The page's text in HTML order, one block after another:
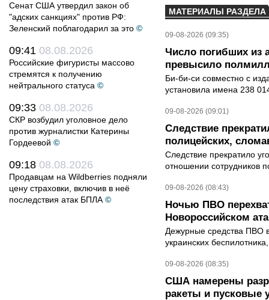
Сенат США утвердил закон об
"адских санкциях" против РФ:
Зеленский поблагодарил за это ©
09:41 08.08.2026
Российские фигуристы массово
стремятся к получению
нейтрального статуса ©
09:33 08.08.2026
СКР возбудил уголовное дело
против журналистки Катерины
Гордеевой ©
09:18 08.08.2026
Продавцам на Wildberries подняли
цену страховки, включив в неё
последствия атак БПЛА ©
МАТЕРИАЛЫ РАЗДЕЛА
09-08-2026 (09:35)
Число погибших из
превысило
Би-би-си совместно с
установила имена 238
09-08-2026 (09:01)
Следствие
полицейских,
Следствие прекратило
отношении сотрудников
09-08-2026 (08:43)
Ночью ПВО
Новороссийском
Дежурные средства ПВО
украинских
09-08-2026 (08:35)
США намерены
ракеты и пусковые